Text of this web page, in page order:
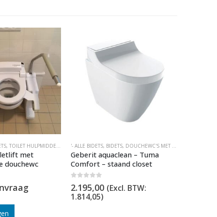
, TOILET HULPMIDDELEN TOILETLIFT
met
douchewc
'- ALLE BIDETS, BIDETS, DOUCHEWC'S MET AFSTANDSBEDIENING
Geberit aquaclean – Tuma
Comfort – staand closet
2.195,00 (Excl. BTW:
1.814,05)